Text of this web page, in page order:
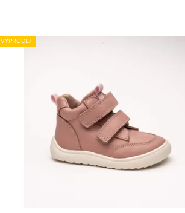
VÝPRODEJ